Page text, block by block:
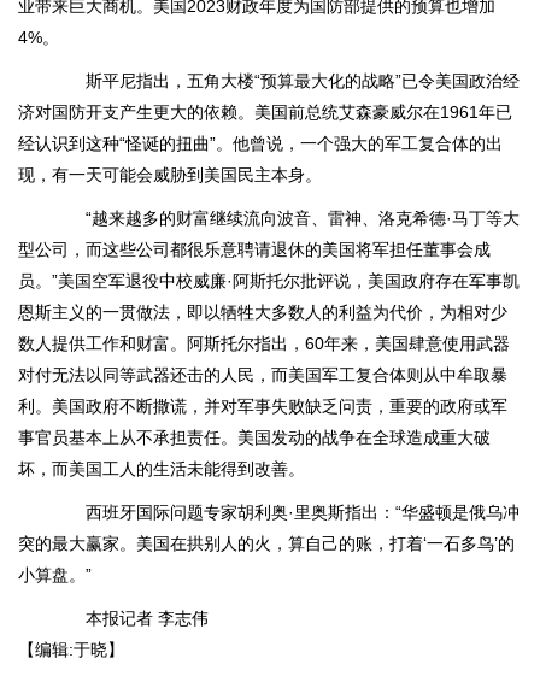
业带来巨大商机。美国2023财政年度为国防部提供的预算也增加
4%。
斯平尼指出，五角大楼“预算最大化的战略”已令美国政治经
济对国防开支产生更大的依赖。美国前总统艾森豪威尔在1961年已
经认识到这种“怪诞的扭曲”。他曾说，一个强大的军工复合体的出
现，有一天可能会威胁到美国民主本身。
“越来越多的财富继续流向波音、雷神、洛克希德·马丁等大
型公司，而这些公司都很乐意聘请退休的美国将军担任董事会成
员。”美国空军退役中校威廉·阿斯托尔批评说，美国政府存在军事凯
恩斯主义的一贯做法，即以牺牲大多数人的利益为代价，为相对少
数人提供工作和财富。阿斯托尔指出，60年来，美国肆意使用武器
对付无法以同等武器还击的人民，而美国军工复合体则从中牟取暴
利。美国政府不断撒谎，并对军事失败缺乏问责，重要的政府或军
事官员基本上从不承担责任。美国发动的战争在全球造成重大破
坏，而美国工人的生活未能得到改善。
西班牙国际问题专家胡利奥·里奥斯指出：“华盛顿是俄乌冲
突的最大赢家。美国在拱别人的火，算自己的账，打着‘一石多鸟’的
小算盘。”
本报记者 李志伟
【编辑:于晓】